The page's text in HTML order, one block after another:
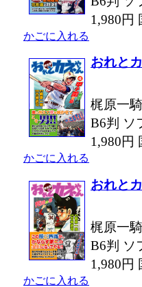
1,980円
かごに入れる
おれと
梶原一
B6判 ソ
1,980円
かごに入れる
おれと
梶原一
B6判 ソ
1,980円
かごに入れる